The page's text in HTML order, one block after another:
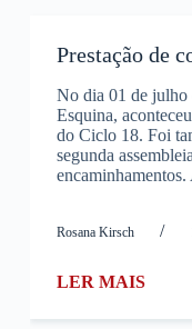
Prestação de
No dia 01 de julho
Esquina,
do Ciclo 18. Foi
segunda
Rosana Kirsch /
LER MAIS